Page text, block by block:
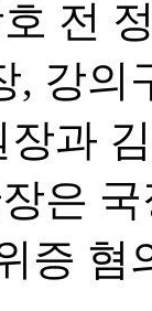
전
, 강의
과
은
증 혐